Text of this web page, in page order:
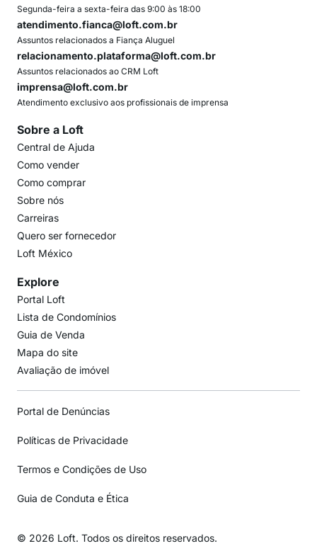
Segunda-feira a sexta-feira das 9:00 às 18:00
atendimento.fianca@loft.com.br
Assuntos relacionados a Fiança Aluguel
relacionamento.plataforma@loft.com.br
Assuntos relacionados ao CRM Loft
imprensa@loft.com.br
Atendimento exclusivo aos profissionais de imprensa
Sobre a Loft
Central de Ajuda
Como vender
Como comprar
Sobre nós
Carreiras
Quero ser fornecedor
Loft México
Explore
Portal Loft
Lista de Condomínios
Guia de Venda
Mapa do site
Avaliação de imóvel
Portal de Denúncias
Políticas de Privacidade
Termos e Condições de Uso
Guia de Conduta e Ética
© 2026 Loft. Todos os direitos reservados.